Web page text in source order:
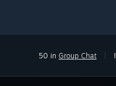
50 in Group Chat